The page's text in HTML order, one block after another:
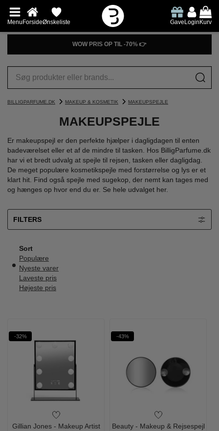
MenuForsideØnskeliste GaveLoginKurv
PRØV DUFTGUIDEN👉
BILLIGPARFUME.DK MAKEUP & KOSMETIK MAKEUPSPEJLE
MAKEUPSPEJLE
Er makeupspejl er den perfekte hjælper i dagligdagen til enten
badeværelset eller et af de mindre til tasken. Hos BilligParfume.dk
har vi et bredt udvalg at spejle til rejsen, tasken eller dagligdag.
De meget populære kosmetikspejle med forstørrelse og lys er et
klart hit. Find også spejle med sugekop, der nemt kan tages med
og hænges op hvor end du er. Se hele udvalget her.
FILTERS
Sort
Populære
Nyeste varer
Laveste pris
Højeste pris
-32%
Gillian Jones - Makeup Artist
-43%
Beauty - Makeup & Rejsespejl